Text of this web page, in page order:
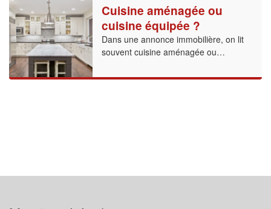
Cuisine aménagée ou
cuisine équipée ?
Dans une annonce immobilière, on lit
souvent cuisine aménagée ou…